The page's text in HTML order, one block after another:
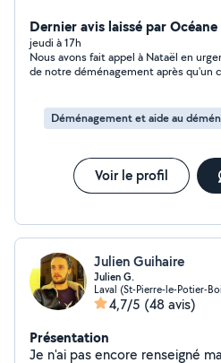
notamment : * Tonte de pelouse * Désherbage et
entretien de jardin * Aide aux
déménagement * Nettoyage
etc.) * Autres petits services selon
dans le travail confié. Je peux
environs et je m'adapte à vos
question ou demande. Je vous
bientôt.
Dernier avis laissé par
jeudi à 17h
Nous avons fait appel à Nataël en
de notre déménagement après qu'un
les deux étaient parfaitement équipés
une posture très professionnelle dès
choses bien. Leur efficacité, leur gentillesse et leur implication
ont été appréciées par absolument
Franchement, vous pouvez compter
Déménagement et aide au
Voir le profil
Julien Guihaire
Julien G.
Laval (St-Pierre-le-Potier-
4,7/5 (48 avis)
Présentation